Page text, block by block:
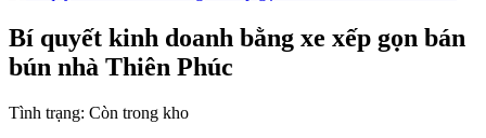
Bí quyết kinh doanh bằng xe xếp gọn bán
bún nhà Thiên Phúc
Tình trạng: Còn trong kho